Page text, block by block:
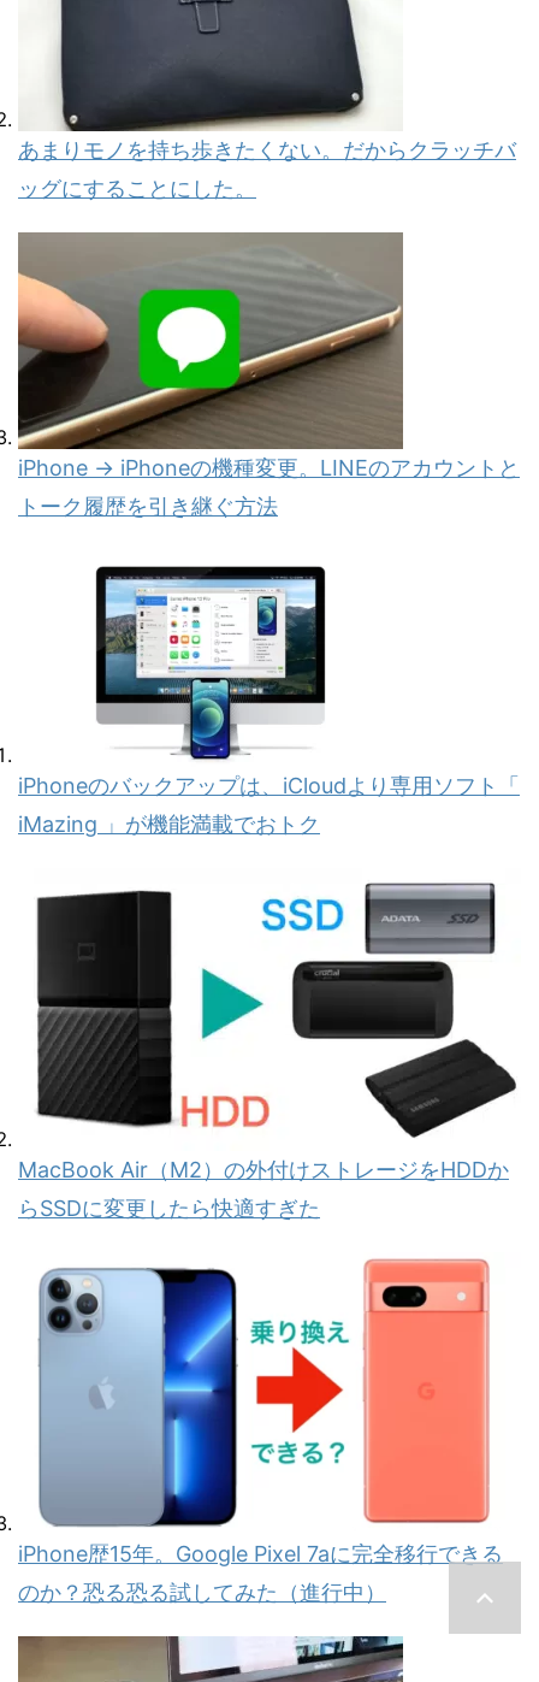
あまりモノを持ち歩きたくない。だからクラッチバ
ッグにすることにした。
iPhone → iPhoneの機種変更。LINEのアカウントと
トーク履歴を引き継ぐ方法
iPhoneのバックアップは、iCloudより専用ソフト「
iMazing 」が機能満載でおトク
MacBook Air（M2）の外付けストレージをHDDか
らSSDに変更したら快適すぎた
iPhone歴15年。Google Pixel 7aに完全移行できる
のか？恐る恐る試してみた（進行中）